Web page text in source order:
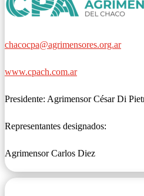
chacocpa@agrimensores.org.ar
www.cpach.com.ar
Presidente: Agrimensor César Di
Representantes designados:
Agrimensor Carlos Diez